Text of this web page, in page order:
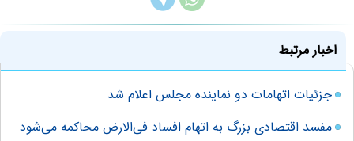
اخبار مرتبط
جزئیات اتهامات دو نماینده مجلس اعلام شد
مفسد اقتصادی بزرگ به اتهام افساد فی‌الارض محاکمه می‌شود